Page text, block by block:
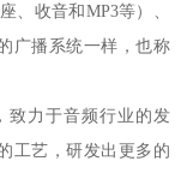
、收音和MP3等）、
广播系统一样，也称
致力于音频行业的发
工艺，研发出更多的